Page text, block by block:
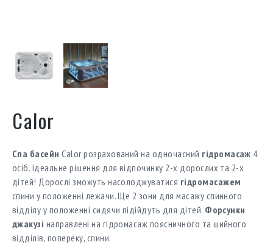
Calor
Спа басейн Calor розрахований на одночасний гідромасаж 4
осіб. Ідеальне рішення для відпочинку 2-х дорослих та 2-х
дітей! Дорослі зможуть насолоджуватися гідромасажем
спини у положенні лежачи. Ще 2 зони для масажу спинного
відділу у положенні сидячи підійдуть для дітей. Форсунки
джакузі направлені на гідромасаж поясничного та шийного
відділів, попереку, спини.